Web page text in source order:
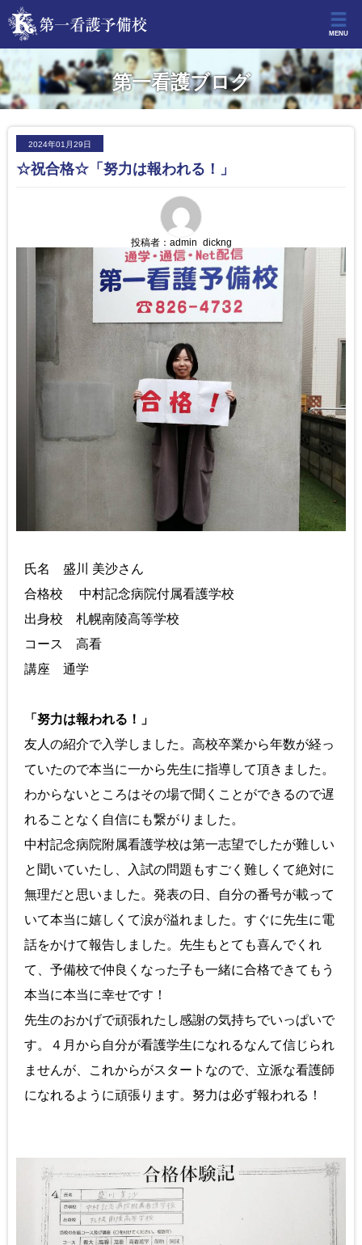
MENU
第一看護ブログ
2024年01月29日
☆祝合格☆「努力は報われる！」
投稿者： admin_dickng
氏名 盛川 美沙さん
合格校 中村記念病院付属看護学校
出身校 札幌南陵高等学校
コース 高看
講座 通学
「努力は報われる！」
友人の紹介で入学しました。高校卒業から年数が経っ
ていたので本当に一から先生に指導して頂きました。
わからないところはその場で聞くことができるので遅
れることなく自信にも繋がりました。
中村記念病院附属看護学校は第一志望でしたが難しい
と聞いていたし、入試の問題もすごく難しくて絶対に
無理だと思いました。発表の日、自分の番号が載って
いて本当に嬉しくて涙が溢れました。すぐに先生に電
話をかけて報告しました。先生もとても喜んでくれ
て、予備校で仲良くなった子も一緒に合格できてもう
本当に本当に幸せです！
先生のおかげで頑張れたし感謝の気持ちでいっぱいで
す。４月から自分が看護学生になれるなんて信じられ
ませんが、これからがスタートなので、立派な看護師
になれるように頑張ります。努力は必ず報われる！